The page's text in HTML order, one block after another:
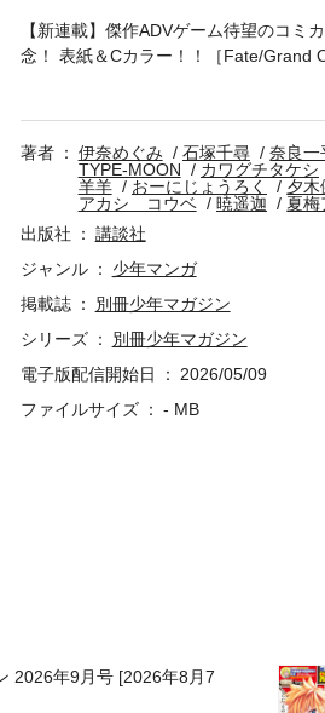
2026年9月号 [2026年8月7
【新連載】傑作ADVゲーム待望のコ
念！ 表紙＆Cカラー！！［Fate/Grand
著者 伊奈めぐみ 石塚千尋 奈良一
TYPE-MOON
カワグチタケシ
羊羊
おーにじょうろく 夕木
アカシ コウベ
暁遥迦
夏梅
出版社
講談社
ジャンル
少年マンガ
掲載誌
別冊少年マガジン
シリーズ
別冊少年マガジン
電子版配信開始日
2026/05/09
ファイルサイズ
- MB